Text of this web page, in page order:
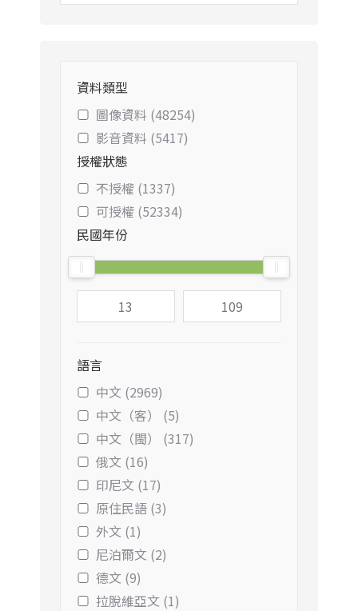
資料類型
圖像資料 (48254)
影音資料 (5417)
授權狀態
不授權 (1337)
可授權 (52334)
民國年份
語言
中文 (2969)
中文（客） (5)
中文（閩） (317)
俄文 (16)
印尼文 (17)
原住民語 (3)
外文 (1)
尼泊爾文 (2)
德文 (9)
拉脫維亞文 (1)